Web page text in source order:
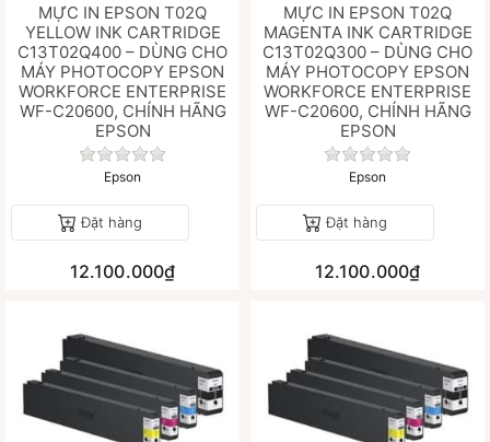
MỰC IN EPSON T02Q
YELLOW INK CARTRIDGE
C13T02Q400 – DÙNG CHO
MÁY PHOTOCOPY EPSON
WORKFORCE ENTERPRISE
WF-C20600, CHÍNH HÃNG
EPSON
Chưa có đánh giá nào cho sản phẩm này.
Epson
Đặt hàng
12.100.000₫
MỰC IN EPSON T02Q
MAGENTA INK CARTRIDGE
C13T02Q300 – DÙNG CHO
MÁY PHOTOCOPY EPSON
WORKFORCE ENTERPRISE
WF-C20600, CHÍNH HÃNG
EPSON
Chưa có đánh
Epson
Đặt hàng
12.100.000₫